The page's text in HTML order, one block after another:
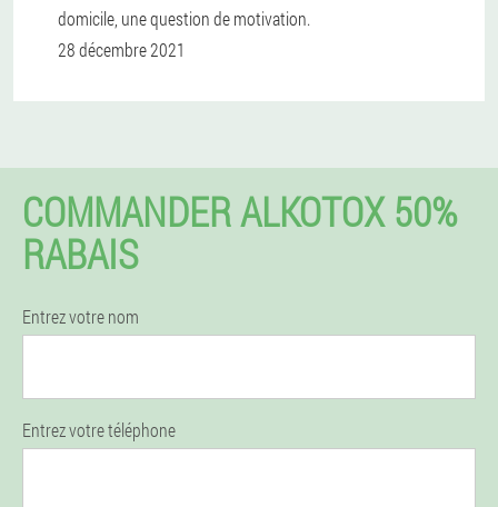
domicile, une question de motivation.
28 décembre 2021
COMMANDER ALKOTOX 50%
RABAIS
Entrez votre nom
Entrez votre téléphone